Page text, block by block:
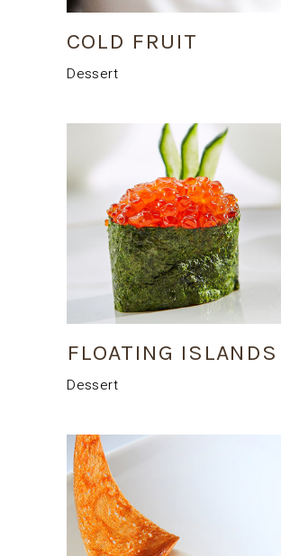
COLD FRUIT
Dessert
FLOATING ISLANDS
Dessert